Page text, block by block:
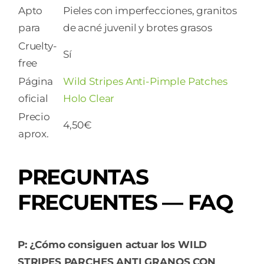
Apto
para
Pieles con imperfecciones, granitos
de acné juvenil y brotes grasos
Cruelty-
free
Sí
Página
oficial
Wild Stripes Anti-Pimple Patches
Holo Clear
Precio
aprox.
4,50€
PREGUNTAS
FRECUENTES — FAQ
P: ¿Cómo consiguen actuar los WILD
STRIPES PARCHES ANTI GRANOS CON